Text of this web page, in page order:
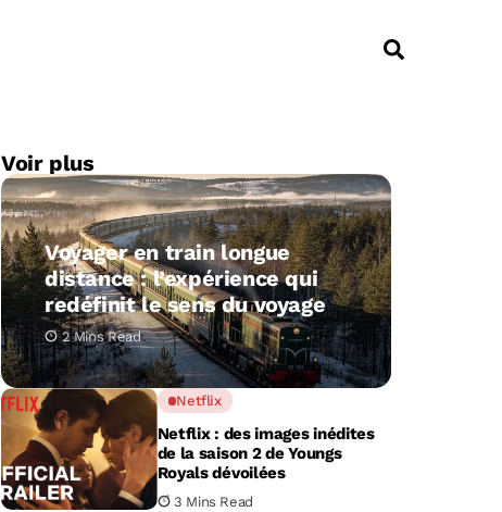
Voir plus
Voyager en train longue
distance : l’expérience qui
redéfinit le sens du voyage
2 Mins Read
Netflix
Netflix : des images inédites
de la saison 2 de Youngs
Royals dévoilées
3 Mins Read